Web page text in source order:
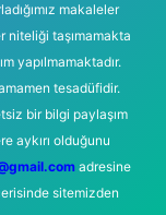
makaleler
niteliği taşımamakta
yapılmamaktadır.
tesadüfidir.
bir bilgi paylaşım
aykırı olduğunu
adresine
sitemizden